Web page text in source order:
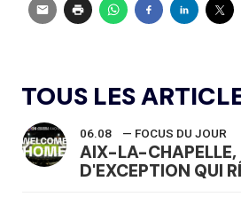
TOUS LES
06.08 — FOCUS DU JOUR
AIX-LA-CHAPELLE,
D'EXCEPTION QUI